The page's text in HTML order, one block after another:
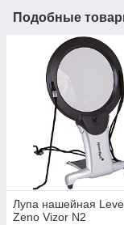
Подобные
Лупа нашейная
Zeno Vizor N2